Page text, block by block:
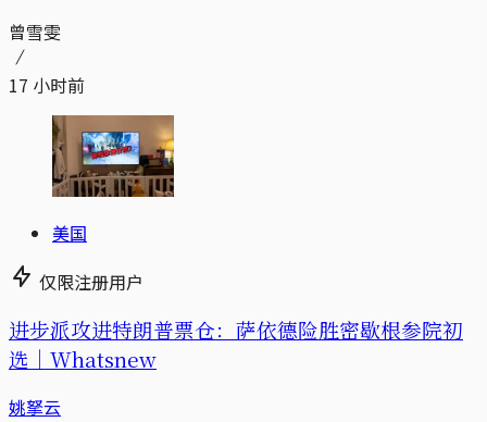
曾雪雯
17 小时前
美国
仅限注册用户
进步派攻进特朗普票仓：萨依德险胜密歇根参院初
选｜Whatsnew
姚拏云